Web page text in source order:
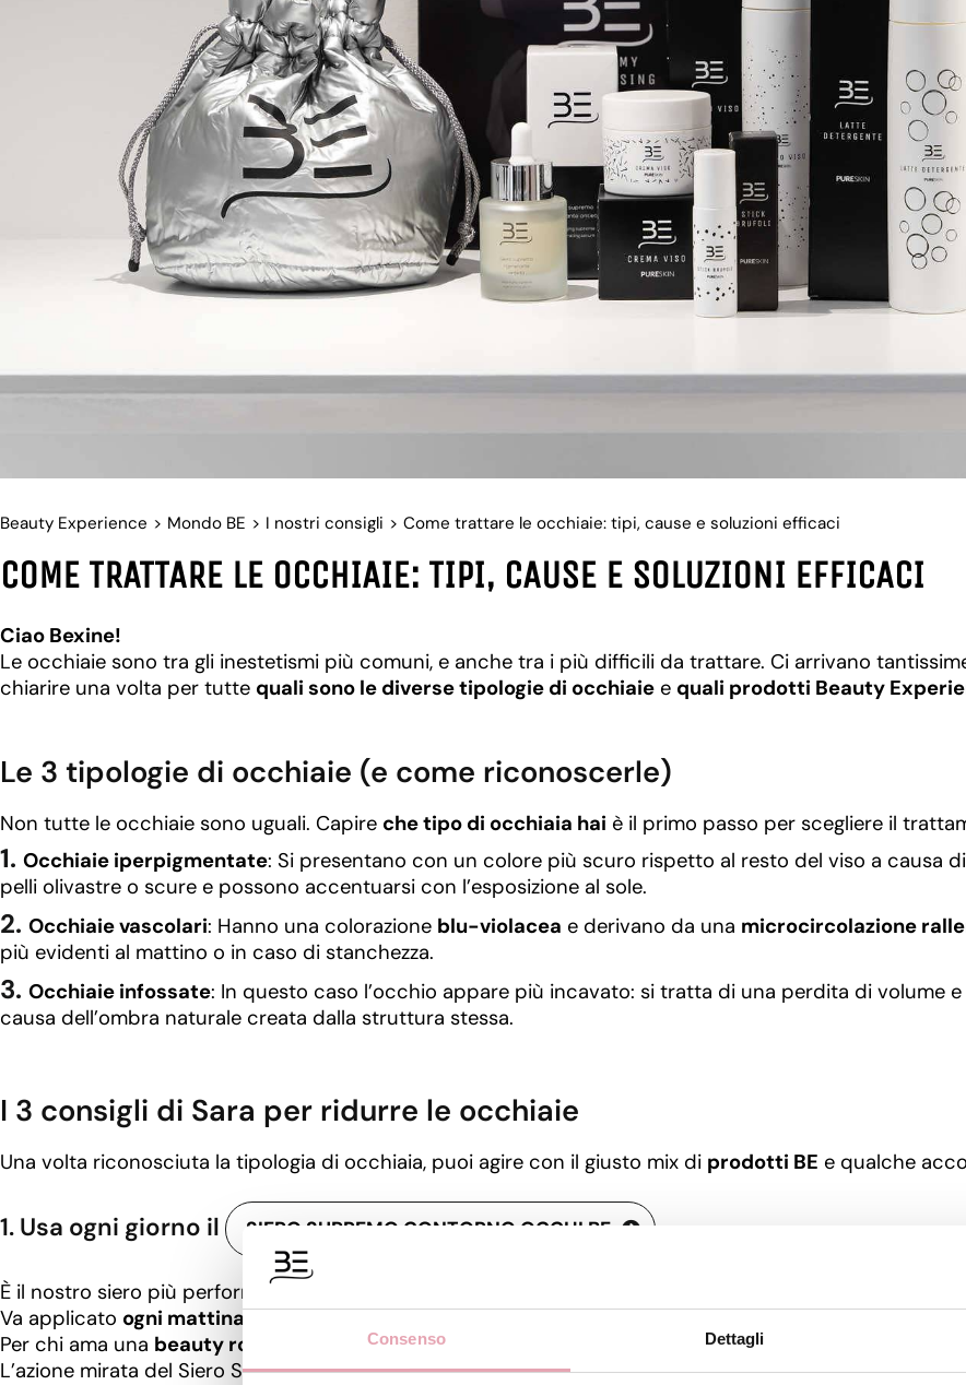
Consenso Dettagli
Beauty Experience > Mondo BE > I nostri consigli > Come trattare le occhiaie: tipi, cause e soluzioni efficaci
COME TRATTARE LE OCCHIAIE: TIPI, CAUSE E SOLUZIONI EFFICACI
Ciao Bexine!
Le occhiaie sono tra gli inestetismi più comuni, e anche tra i più difficili da trattare. Ci arrivano
chiarire una volta per tutte quali sono le diverse tipologie di occhiaie e quali prodotti Beauty
Le 3 tipologie di occhiaie (e come riconoscerle)
Non tutte le occhiaie sono uguali. Capire che tipo di occhiaia hai è il primo passo per scegliere il
Occhiaie iperpigmentate: Si presentano con un colore più scuro rispetto al resto del viso a causa
pelli olivastre o scure e possono accentuarsi con l’esposizione al sole.
Occhiaie vascolari: Hanno una colorazione blu-violacea e derivano da una microcircolazione
più evidenti al mattino o in caso di stanchezza.
Occhiaie infossate: In questo caso l’occhio appare più incavato: si tratta di una perdita di volume e
causa dell’ombra naturale creata dalla struttura stessa.
I 3 consigli di Sara per ridurre le occhiaie
Una volta riconosciuta la tipologia di occhiaia, puoi agire con il giusto mix di prodotti BE e qualche
1. Usa ogni giorno il SIERO SUPREMO CONTORNO OCCHI BE
È il nostro siero più performante per questa zona delicata.
Va applicato ogni mattina e ogni sera, prima della crema viso.
Per chi ama una beauty routine più veloce, è disponibile anche in formato stick, comodo da portare
L’azione mirata del Siero Supremo BE aiuta a: